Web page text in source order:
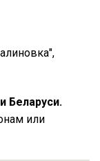
Беларуси.
или